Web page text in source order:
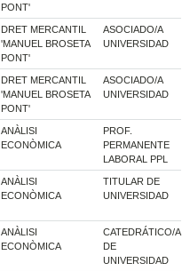
PONT'
DRET MERCANTIL
'MANUEL BROSETA
PONT'
ASOCIADO/A
UNIVERSIDAD
DRET MERCANTIL
'MANUEL BROSETA
PONT'
ASOCIADO/A
UNIVERSIDAD
ANÀLISI
ECONÒMICA
PROF.
PERMANENTE
LABORAL PPL
ANÀLISI
ECONÒMICA
TITULAR DE
UNIVERSIDAD
ANÀLISI
ECONÒMICA
CATEDRÁTICO/A
DE
UNIVERSIDAD